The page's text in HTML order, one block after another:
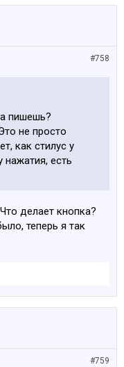
#758
пишешь?
не просто
как стилус у
нажатия, есть
делает кнопка?
теперь я так
#759